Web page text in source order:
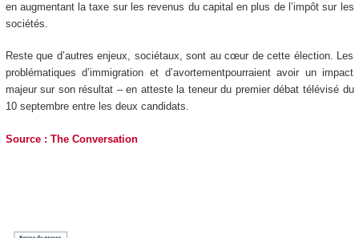
en augmentant la taxe sur les revenus du capital en plus de l’impôt sur les
sociétés.
Reste que d’autres enjeux, sociétaux, sont au cœur de cette élection. Les
problématiques d’immigration et d’avortementpourraient avoir un impact
majeur sur son résultat – en atteste la teneur du premier débat télévisé du
10 septembre entre les deux candidats.
Source : The Conversation